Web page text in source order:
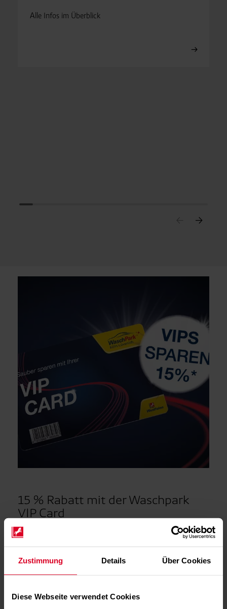
Zustimmung Details Über Cookies
Diese Webseite verwendet Cookies
Alle Infos im Überblick
15 % Rabatt mit der Waschpark
VIP Card
Mit der exklusiven VIP Card unseres Waschparks genießen
Zahlungsmittel nutzen und automatisch alle Vorteile sichern.*